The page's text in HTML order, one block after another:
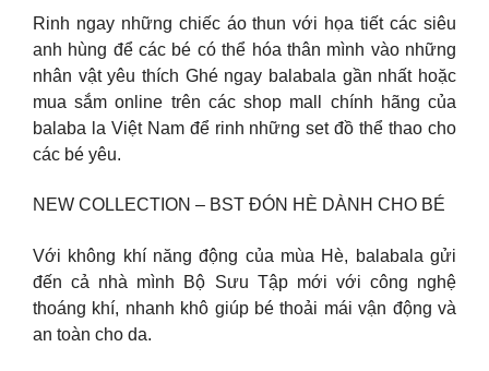
Rinh ngay những chiếc áo thun với họa tiết các siêu
anh hùng để các bé có thể hóa thân mình vào những
nhân vật yêu thích Ghé ngay balabala gần nhất hoặc
mua sắm online trên các shop mall chính hãng của
balaba la Việt Nam để rinh những set đồ thể thao cho
các bé yêu.
NEW COLLECTION – BST ĐÓN HÈ DÀNH CHO BÉ
Với không khí năng động của mùa Hè, balabala gửi
đến cả nhà mình Bộ Sưu Tập mới với công nghệ
thoáng khí, nhanh khô giúp bé thoải mái vận động và
an toàn cho da.